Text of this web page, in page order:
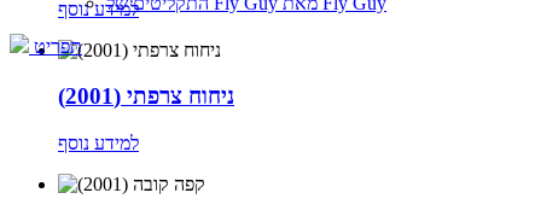
תפריט
למידע נוסף
ניחוח צרפתי (2001)
למידע נוסף